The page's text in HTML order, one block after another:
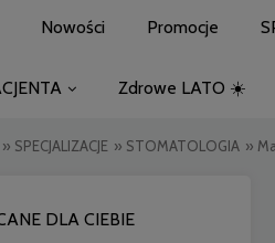
Nowości Promocje
Zdrowe LATO ☀️
» SPECJALIZACJE » STOMATOLOGIA »
DLA CIEBIE